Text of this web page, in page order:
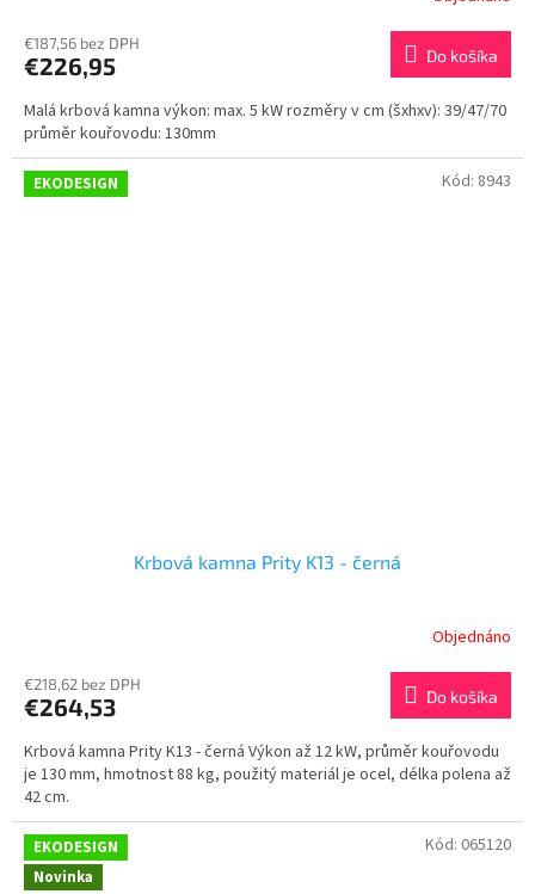
€187,56 bez DPH
€226,95 Do košíka
Malá krbová kamna výkon: max. 5 kW rozměry v cm (šxhxv): 39/47/70
průměr kouřovodu: 130mm
EKODESIGN
Krbová kamna Prity K13 - černá
Objednáno
€218,62 bez DPH
€264,53 Do košíka
Krbová kamna Prity K13 - černá Výkon až 12 kW, průměr kouřovodu
je 130 mm, hmotnost 88 kg, použitý materiál je ocel, délka polena až
42 cm.
Kód: 8943
EKODESIGN
Novinka
Kód: 065120